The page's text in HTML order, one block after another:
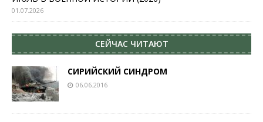
01.07.2026
СЕЙЧАС ЧИТАЮТ
СИРИЙСКИЙ СИНДРОМ
06.06.2016